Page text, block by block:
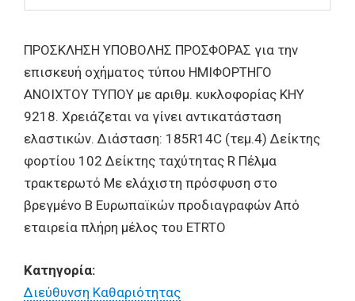
ΠΡΟΣΚΛΗΣΗ ΥΠΟΒΟΛΗΣ ΠΡΟΣΦΟΡΑΣ για την
επισκευή οχήματος τύπου ΗΜΙΦΟΡΤΗΓΟ
ΑΝΟΙΧΤΟΥ ΤΥΠΟΥ με αριθμ. κυκλοφορίας ΚΗΥ
9218. Χρειάζεται να γίνει αντικατάσταση
ελαστικών. Διάσταση: 185R14C (τεμ.4) Δείκτης
φορτίου 102 Δείκτης ταχύτητας R Πέλμα
τρακτερωτό Με ελάχιστη πρόσφυση στο
βρεγμένο B Ευρωπαϊκών προδιαγραφών Από
εταιρεία πλήρη μέλος του ETRTO
Κατηγορία:
Διεύθυνση Καθαριότητας